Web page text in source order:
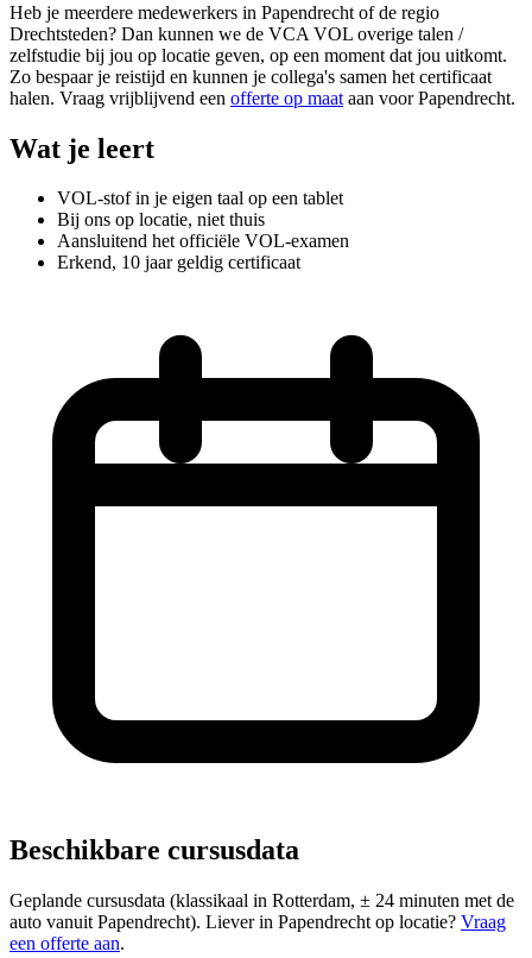
Heb je meerdere medewerkers in Papendrecht of de regio
Drechtsteden? Dan kunnen we de VCA VOL overige talen /
zelfstudie bij jou op locatie geven, op een moment dat jou uitkomt.
Zo bespaar je reistijd en kunnen je collega's samen het certificaat
halen. Vraag vrijblijvend een offerte op maat aan voor Papendrecht.
Wat je leert
VOL-stof in je eigen taal op een tablet
Bij ons op locatie, niet thuis
Aansluitend het officiële VOL-examen
Erkend, 10 jaar geldig certificaat
Beschikbare cursusdata
Geplande cursusdata (klassikaal in Rotterdam, ± 24 minuten met de
auto vanuit Papendrecht). Liever in Papendrecht op locatie? Vraag
een offerte aan.